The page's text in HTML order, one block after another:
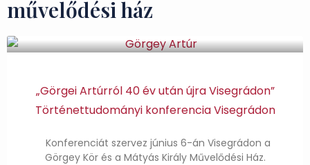
művelődési ház
„Görgei Artúrról 40 év után újra Visegrádon”
Történettudományi konferencia Visegrádon
Konferenciát szervez június 6-án Visegrádon a
Görgey Kör és a Mátyás Király Művelődési Ház.